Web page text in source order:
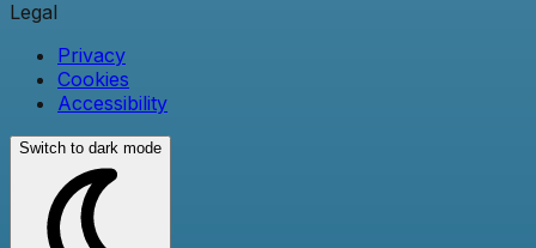
Legal
Privacy
Cookies
Accessibility
Switch to dark mode